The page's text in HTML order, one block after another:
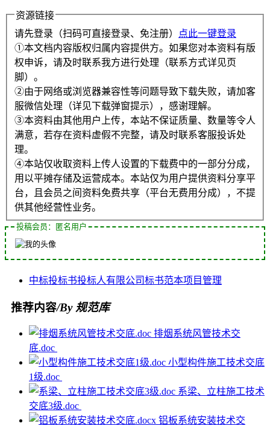
资源链接
请先登录（扫码可直接登录、免注册）
点此一键登录
①本文档内容版权归属内容提供方。如果您对本资料有版
权申诉，请及时联系我方进行处理（联系方式详见页
脚）。
②由于网络或浏览器兼容性等问题导致下载失败，请加客
服微信处理（详见下载弹窗提示），感谢理解。
③本资料由其他用户上传，本站不保证质量、数量等令人
满意，若存在资料虚假不完整，请及时联系客服投诉处
理。
④本站仅收取资料上传人设置的下载费中的一部分分成，
用以平摊存储及运营成本。本站仅为用户提供资料分享平
台，且会员之间资料免费共享（平台无费用分成），不提
供其他经营性业务。
投稿会员：匿名用户
中标投标书投标人有限公司标书范本项目管理
推荐内容/By 规范库
排烟系统风管技术交
底.doc
小型构件施工技术交底
1级.doc
系梁、立柱施工技术
交底3级.doc
铝板系统安装技术交